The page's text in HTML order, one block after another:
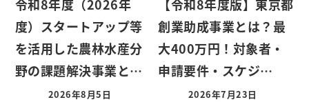
令和8年度（2026年
度）スタートアップ等
を活用した農林水産分
野の課題解決事業と…
2026年8月5日
【令和8年度版】東京都
創業助成事業とは？最
大400万円！対象者・
申請要件・スケジ…
2026年7月23日